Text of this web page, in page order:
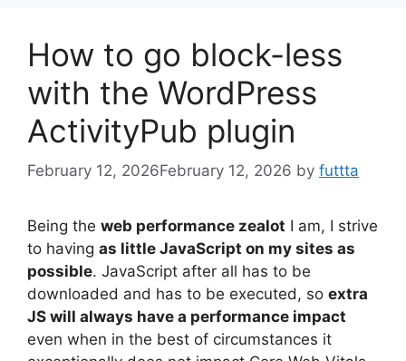
How to go block-less
with the WordPress
ActivityPub plugin
February 12, 2026February 12, 2026 by futtta
Being the web performance zealot I am, I strive
to having as little JavaScript on my sites as
possible. JavaScript after all has to be
downloaded and has to be executed, so extra
JS will always have a performance impact
even when in the best of circumstances it